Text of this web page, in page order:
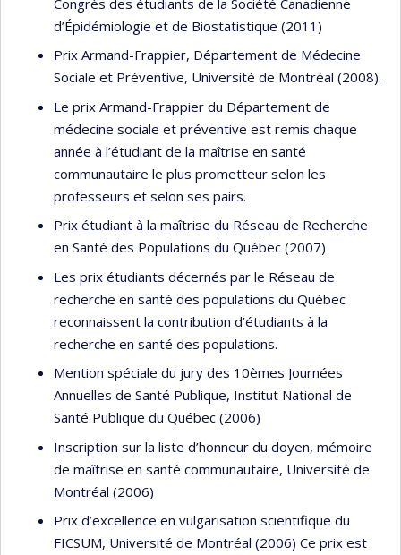
d’Épidémiologie et de Biostatistique (2011)
Prix Armand-Frappier, Département de Médecine
Sociale et Préventive, Université de Montréal (2008).
Le prix Armand-Frappier du Département de
médecine sociale et préventive est remis chaque
année à l’étudiant de la maîtrise en santé
communautaire le plus prometteur selon les
professeurs et selon ses pairs.
Prix étudiant à la maîtrise du Réseau de Recherche
en Santé des Populations du Québec (2007)
Les prix étudiants décernés par le Réseau de
recherche en santé des populations du Québec
reconnaissent la contribution d’étudiants à la
recherche en santé des populations.
Mention spéciale du jury des 10èmes Journées
Annuelles de Santé Publique, Institut National de
Santé Publique du Québec (2006)
Inscription sur la liste d’honneur du doyen, mémoire
de maîtrise en santé communautaire, Université de
Montréal (2006)
Prix d’excellence en vulgarisation scientifique du
FICSUM, Université de Montréal (2006) Ce prix est